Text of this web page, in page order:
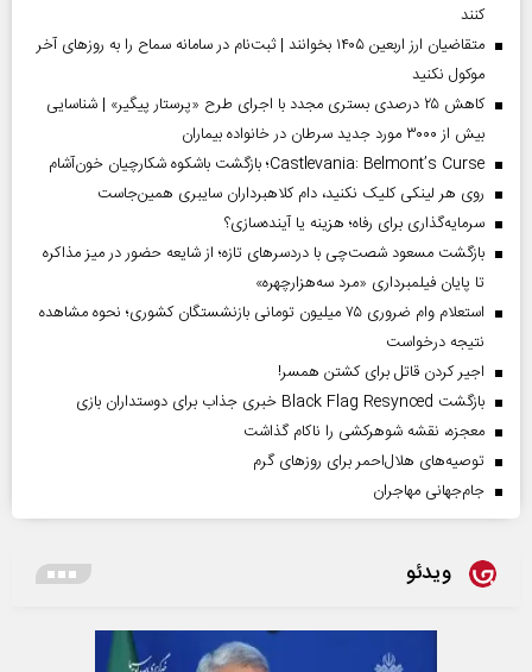
کنند
متقاضیان ارز اربعین ۱۴۰۵ بخوانند | ثبت‌نام در سامانه سماح را به روز‌های آخر
موکول نکنید
کاهش ۲۵ درصدی بستری مجدد با اجرای طرح «پرستار پیگیر» | شناسایی
بیش از ۳۰۰۰ مورد جدید سرطان در خانواده بیماران
Castlevania: Belmont’s Curse؛ بازگشت باشکوه شکارچیان خون‌آشام
روی هر لینکی کلیک نکنید، دام کلاهبرداران سایبری همین‌جاست
سرمایه‌گذاری برای رفاه؛ هزینه یا آینده‌سازی؟
بازگشت مسعود شصت‌چی با دردسر‌های تازه؛ از شایعه حضور در میز مذاکره
تا پایان فیلمبرداری «مرد سه‌هزارچهره»
استعلام وام ضروری ۷۵ میلیون تومانی بازنشستگان کشوری؛ نحوه مشاهده
نتیجه درخواست
اجیر کردن قاتل برای کشتن همسر!
بازگشت Black Flag Resynced خبری جذاب برای دوستداران بازی
معجزه، نقشه شوهرکشی را ناکام گذاشت
توصیه‌های هلال‌احمر برای روز‌های گرم
جام‌جهانی مهاجران
ویدئو